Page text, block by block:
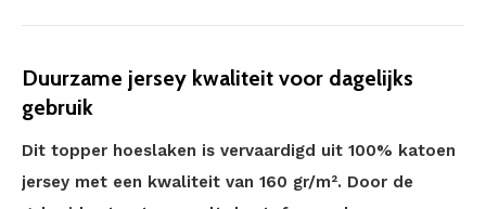
Duurzame jersey kwaliteit voor dagelijks
gebruik
Dit topper hoeslaken is vervaardigd uit 100% katoen
jersey met een kwaliteit van 160 gr/m². Door de